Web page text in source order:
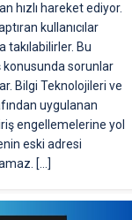
hızlı hareket ediyor.
kullanıcılar
takılabilirler. Bu
sorunlar
Bilgi Teknolojileri ve
uygulanan
engellemelerine yol
eski adresi
[…]